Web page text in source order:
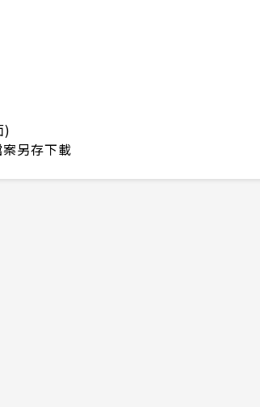
)
另存下載